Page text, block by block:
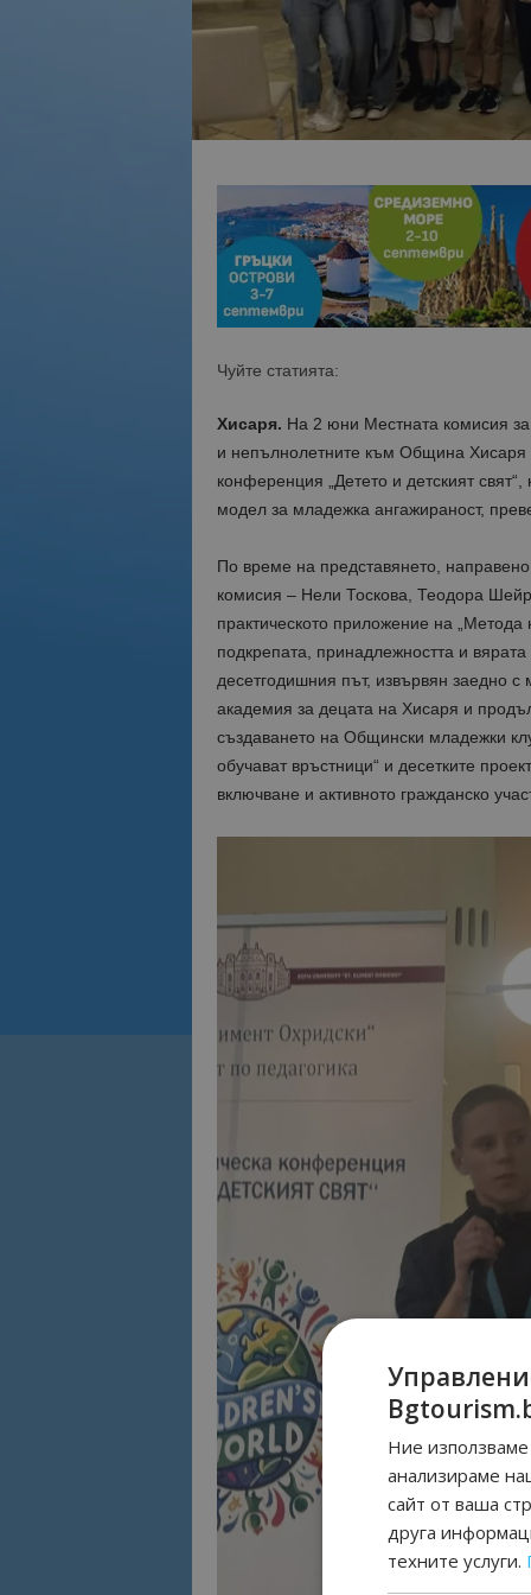
Чуйте статията:
Хисаря. На 2 юни Местната комисия
и непълнолетните към Община Хисаря
конференция „Детето и детският
модел за младежка ангажираност,
По време на представянето,
комисия – Нели Тоскова, Теодора
практическото приложение на
подкрепата, принадлежността и
десетгодишния път, извървян заедно
академия за децата на Хисаря и
създаването на Общински младежки
обучават връстници“ и десетките
включване и активното гражданско
Ние
анализираме
сайт от ваша
друга
техните услуги.